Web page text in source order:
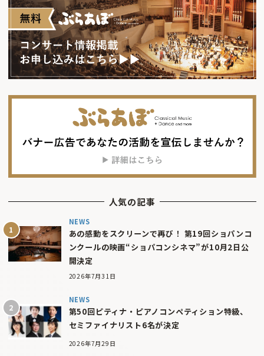
人気の記事
NEWS
あの感動をスクリーンで再び！ 第19回ショパンコ
ンクールの映画“ショパコンシネマ”が10月2日公
開決定
2026年7月31日
NEWS
第50回ピティナ・ピアノコンペティション特級、
セミファイナリスト6名が決定
2026年7月29日